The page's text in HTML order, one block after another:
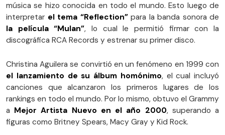
música se hizo conocida en todo el mundo. Esto luego de
interpretar el tema “Reflection”para la banda sonora de
la película “Mulan”, lo cual le permitió firmar con la
discográfica RCA Records y estrenar su primer disco.
Christina Aguilera se convirtió en un fenómeno en 1999 con
el lanzamiento de su álbum homónimo, el cual incluyó
canciones que alcanzaron los primeros lugares de los
rankings en todo el mundo. Por lo mismo, obtuvo el Grammy
a Mejor Artista Nuevo en el año 2000, superando a
figuras como Britney Spears, Macy Gray y Kid Rock.